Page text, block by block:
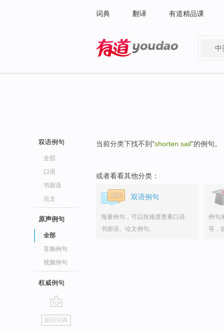
词典 翻译 有道精品课
中
双语例句
全部
口语
书面语
论文
原声例句
全部
音频例句
视频例句
权威例句
go
top
返回词典
当前分类下找不到"shorten sail"的例句。
或者看看其他分类：
双语例句
海量例句，可以按难度查看口语、
书面语、论文例句。
例句
等，